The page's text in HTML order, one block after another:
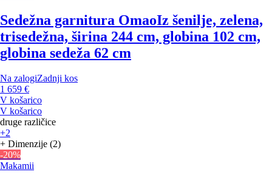
Sedežna garnitura OmaoIz šenilje, zelena,
trisedežna, širina 244 cm, globina 102 cm,
globina sedeža 62 cm
Na zalogiZadnji kos
1 659 €
V košarico
V košarico
druge različice
+2
+ Dimenzije (2)
-20%
Makamii